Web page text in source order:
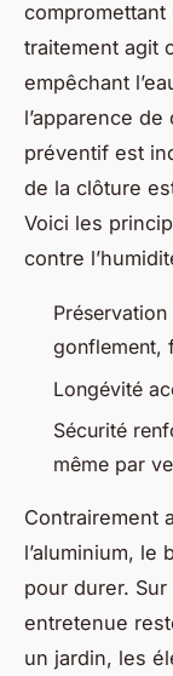
compromettant
traitement agit
empêchant
l’apparence
préventif est
de la clôture
Voici les
contre
gonflement,
Longévité
Sécurité
même par
Contrairement
l’aluminium,
pour durer.
entretenue
un jardin, les